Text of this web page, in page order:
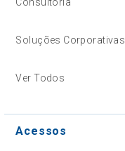
Soluções Corporativas
Ver Todos
Acessos